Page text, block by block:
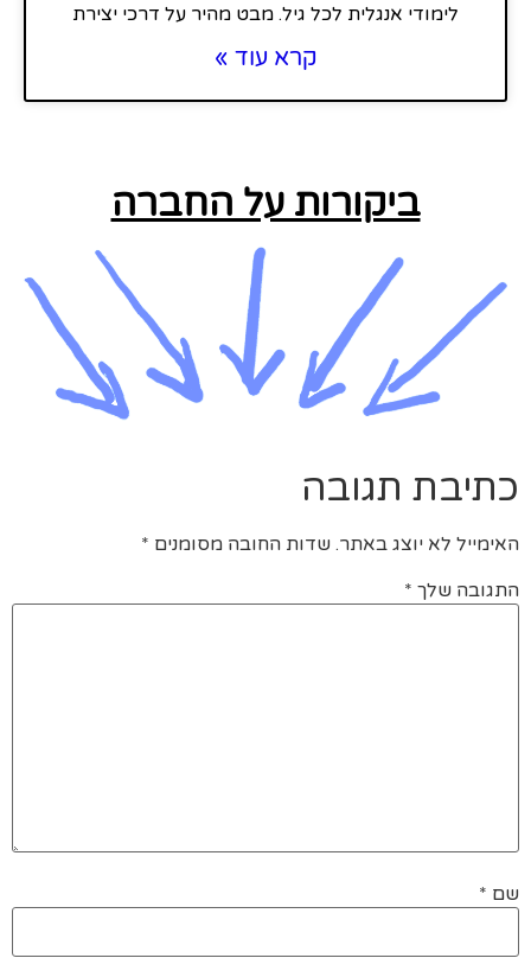
לימודי אנגלית לכל גיל. מבט מהיר על דרכי יצירת
קרא עוד »
ביקורות על החברה
כתיבת תגובה
האימייל לא יוצג באתר. שדות החובה מסומנים *
התגובה שלך *
שם *